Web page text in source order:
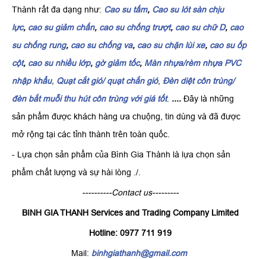
Thành rất đa dạng như: Cao su tấm, Cao su lót sàn chịu
lực, cao su giảm chấn, cao su chống trượt, cao su chữ D, cao
su chống rung, cao su chống va, cao su chặn lùi xe, cao su ốp
cột, cao su nhiều lớp, gờ giảm tốc, Màn nhựa/rèm nhựa PVC
nhập khẩu, Quạt cắt gió/ quạt chắn gió, Đèn diệt côn trùng/
đèn bắt muỗi thu hút côn trùng với giá tốt. .... Đây là những
sản phẩm được khách hàng ưa chuộng, tin dùng và đã được
mở rộng tại các tỉnh thành trên toàn quốc.
- Lựa chọn sản phẩm của Bình Gia Thành là lựa chọn sản
phẩm chất lượng và sự hài lòng ./.
----------Contact us---------
BINH GIA THANH Services and Trading Company Limited
Hotline: 0977 711 919
Mail: binhgiathanh@gmail.com